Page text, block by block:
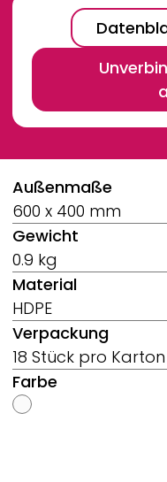
Breadcrumb
Außenmaße
600 x 400 mm
Gewicht
0.9 kg
Material
HDPE
Verpackung
18 Stück pro Karton
Farbe